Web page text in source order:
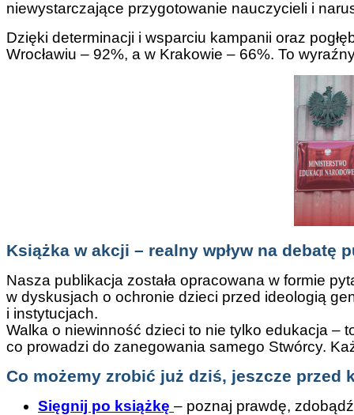
niewystarczające przygotowanie nauczycieli i
Dzięki determinacji i wsparciu kampanii oraz
Wrocławiu – 92%, a w Krakowie – 66%. To
Książka w akcji – realny wpływ na debatę
Nasza publikacja została opracowana w formie
w dyskusjach o ochronie dzieci przed ideologią
i instytucjach.
Walka o niewinność dzieci to nie tylko edukacja –
co prowadzi do zanegowania samego Stwórcy.
Co możemy zrobić już dziś, jeszcze przed
Sięgnij po książkę – poznaj prawdę,